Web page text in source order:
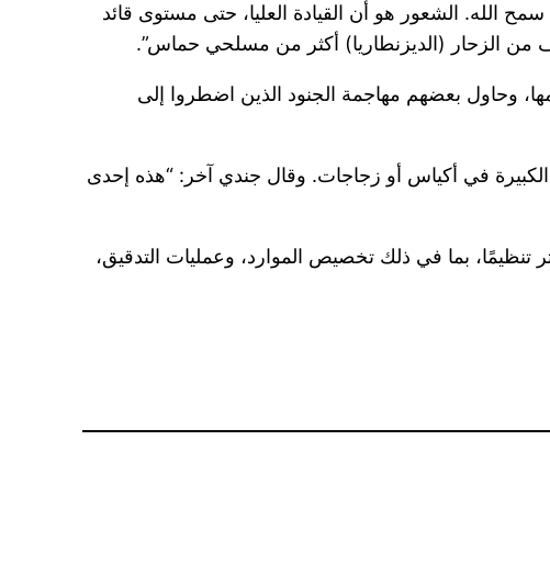
الله. الشعور هو أن القيادة العليا، حتى مستوى قائد
من الزحار (الديزنطاريا) أكثر من مسلحي حماس”.
وحاول بعضهم مهاجمة الجنود الذين اضطروا إلى
الكبيرة في أكياس أو زجاجات. وقال جندي آخر: “هذه إحدى
بما في ذلك تخصيص الموارد، وعمليات التدقيق،